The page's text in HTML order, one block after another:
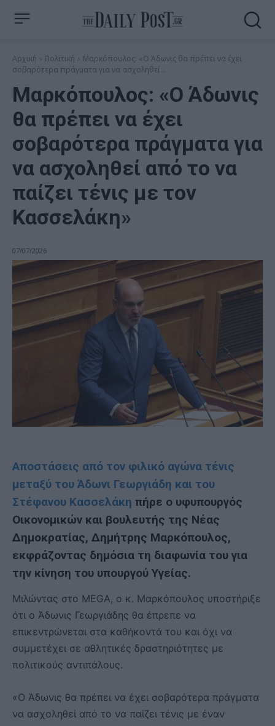
Αρχική Πολιτική
Μαρκόπουλος: «Ο Άδωνις θα πρέπει να έχει
σοβαρότερα πράγματα για να ασχοληθεί...
Μαρκόπουλος: «Ο Άδωνις
θα πρέπει να έχει
σοβαρότερα πράγματα για
να ασχοληθεί από το να
παίζει τένις με τον
Κασσελάκη»
07/07/2026
Αποστάσεις από τον φιλικό αγώνα τένις
μεταξύ του Άδωνι Γεωργιάδη και του
Στέφανου Κασσελάκη πήρε ο υφυπουργός
Οικονομικών και βουλευτής της Νέας
Δημοκρατίας, Δημήτρης Μαρκόπουλος,
εκφράζοντας δημόσια τη διαφωνία του για
την κίνηση του υπουργού Υγείας.
Μιλώντας στο MEGA, ο κ. Μαρκόπουλος υποστήριξε
ότι ο Άδωνις Γεωργιάδης θα έπρεπε να
επικεντρώνεται στα καθήκοντά του και όχι να
συμμετέχει σε αθλητικές δραστηριότητες με
πολιτικούς αντιπάλους.
«Ο Άδωνις θα πρέπει να έχει σοβαρότερα πράγματα
να ασχοληθεί από το να παίζει τένις με έναν